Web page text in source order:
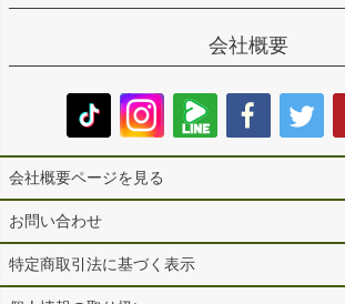
会社概要
会社概要ページを見る
お問い合わせ
特定商取引法に基づく表示